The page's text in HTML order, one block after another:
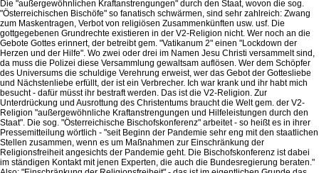
Die "außergewöhnlichen Kraftanstrengungen" durch den Staat, wovon die sog.
"Österreichischen Bischöfe" so fanatisch schwärmen, sind sehr zahlreich: Zwang
zum Maskentragen, Verbot von religiösen Zusammenkünften usw. usf. Die
gottgegebenen Grundrechte existieren in der V2-Religion nicht. Wer noch an die
Gebote Gottes erinnert, der betreibt gem. "Vatikanum 2" einen "Lockdown der
Herzen und der Hilfe". Wo zwei oder drei im Namen Jesu Christi versammelt sind,
da muss die Polizei diese Versammlung gewaltsam auflösen. Wer dem Schöpfer
des Universums die schuldige Verehrung erweist, wer das Gebot der Gottesliebe
und Nächstenliebe erfüllt, der ist ein Verbrecher. Ich war krank und ihr habt mich
besucht - dafür müsst ihr bestraft werden. Das ist die V2-Religion. Zur
Unterdrückung und Ausrottung des Christentums braucht die Welt gem. der V2-
Religion "außergewöhnliche Kraftanstrengungen und Hilfeleistungen durch den
Staat". Die sog. "Österreichische Bischofskonferenz" arbeitet - so heißt es in ihrer
Pressemitteilung wörtlich - "seit Beginn der Pandemie sehr eng mit den staatlichen
Stellen zusammen, wenn es um Maßnahmen zur Einschränkung der
Religionsfreiheit angesichts der Pandemie geht. Die Bischofskonferenz ist dabei
im ständigen Kontakt mit jenen Experten, die auch die Bundesregierung beraten."